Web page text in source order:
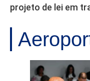
projeto de lei em